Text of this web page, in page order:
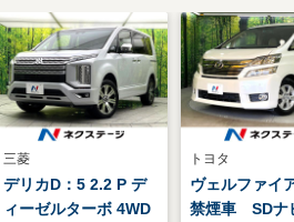
三菱
デリカD：5 2.2 P デ
ィーゼルターボ 4WD
トヨタ
ヴェルファイ
禁煙車 SD